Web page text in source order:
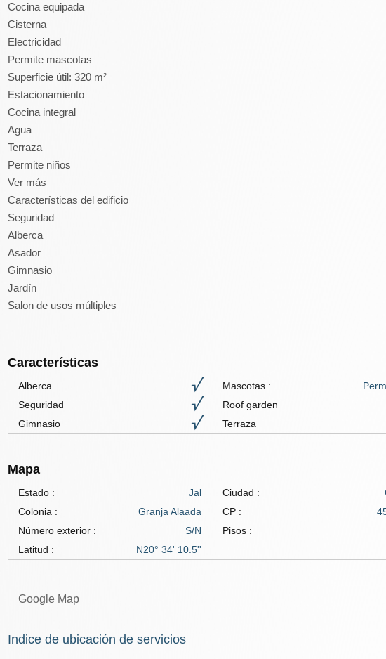
Cocina equipada
Cisterna
Electricidad
Permite mascotas
Superficie útil: 320 m²
Estacionamiento
Cocina integral
Agua
Terraza
Permite niños
Ver más
Características del edificio
Seguridad
Alberca
Asador
Gimnasio
Jardín
Salon de usos múltiples
Características
Alberca Mascotas:
Seguridad
Roof garden
Gimnasio
Terraza
Mapa
Estado : Jal Ciudad :
Colonia :
Granja Alaada CP :
Número exterior :
S/N Pisos :
Latitud :
N20° 34' 10.5''
Google Map
Indice de ubicación de servicios